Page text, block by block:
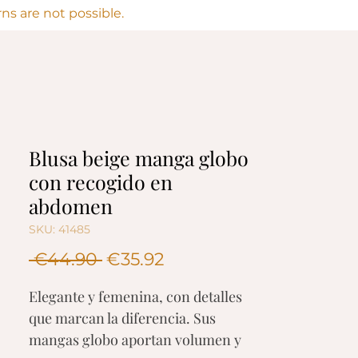
are not possible.
Blusa beige manga globo
con recogido en
abdomen
SKU: 41485
€44.90 Regular
€35.92
Elegante y femenina, con detalles
que marcan la diferencia. Sus
mangas globo aportan volumen y